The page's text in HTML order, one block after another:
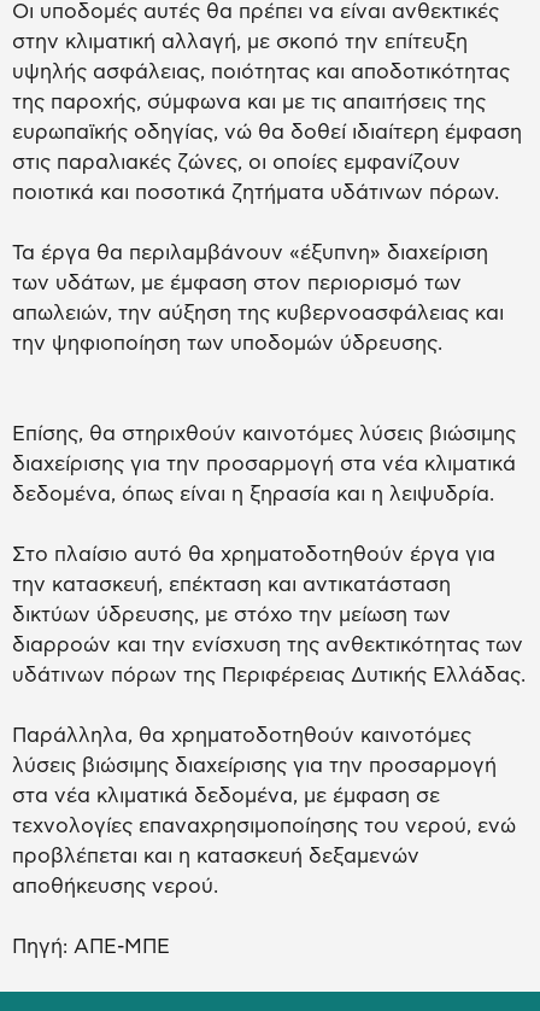
Οι υποδομές αυτές θα πρέπει να είναι ανθεκτικές
στην κλιματική αλλαγή, με σκοπό την επίτευξη
υψηλής ασφάλειας, ποιότητας και αποδοτικότητας
της παροχής, σύμφωνα και με τις απαιτήσεις της
ευρωπαϊκής οδηγίας, νώ θα δοθεί ιδιαίτερη έμφαση
στις παραλιακές ζώνες, οι οποίες εμφανίζουν
ποιοτικά και ποσοτικά ζητήματα υδάτινων πόρων.
Τα έργα θα περιλαμβάνουν «έξυπνη» διαχείριση
των υδάτων, με έμφαση στον περιορισμό των
απωλειών, την αύξηση της κυβερνοασφάλειας και
την ψηφιοποίηση των υποδομών ύδρευσης.
Επίσης, θα στηριχθούν καινοτόμες λύσεις βιώσιμης
διαχείρισης για την προσαρμογή στα νέα κλιματικά
δεδομένα, όπως είναι η ξηρασία και η λειψυδρία.
Στο πλαίσιο αυτό θα χρηματοδοτηθούν έργα για
την κατασκευή, επέκταση και αντικατάσταση
δικτύων ύδρευσης, με στόχο την μείωση των
διαρροών και την ενίσχυση της ανθεκτικότητας των
υδάτινων πόρων της Περιφέρειας Δυτικής Ελλάδας.
Παράλληλα, θα χρηματοδοτηθούν καινοτόμες
λύσεις βιώσιμης διαχείρισης για την προσαρμογή
στα νέα κλιματικά δεδομένα, με έμφαση σε
τεχνολογίες επαναχρησιμοποίησης του νερού, ενώ
προβλέπεται και η κατασκευή δεξαμενών
αποθήκευσης νερού.
Πηγή: ΑΠΕ-ΜΠΕ